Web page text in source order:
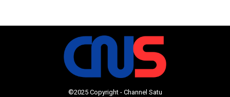
©2025 Copyright - Channel Satu